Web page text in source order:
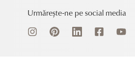
Urmărește-ne pe social media